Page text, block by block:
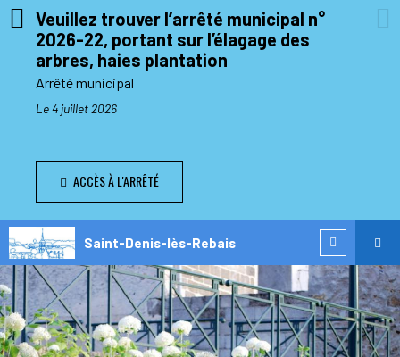
Veuillez trouver l’arrêté municipal n°
2026-22, portant sur l’élagage des
arbres, haies plantation
Arrêté municipal
Le 4 juillet 2026
ACCÈS À L'ARRÊTÉ
Saint-Denis-lès-Rebais